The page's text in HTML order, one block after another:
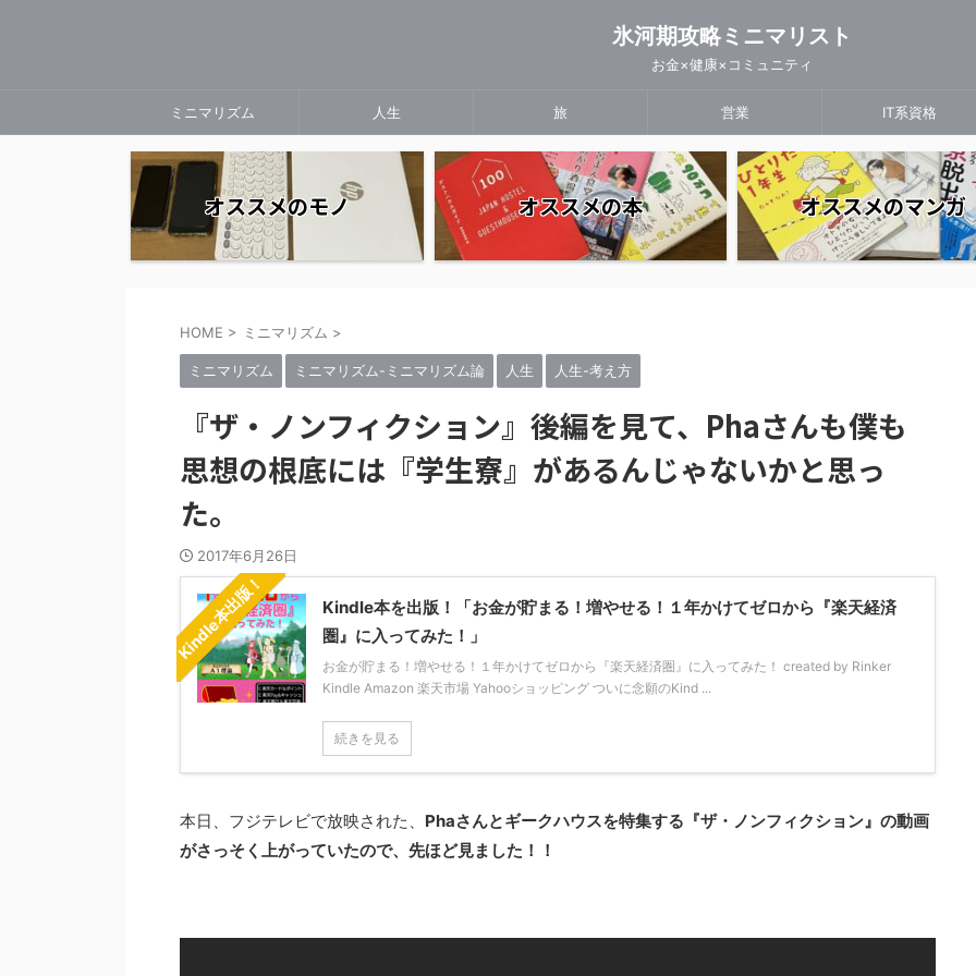
氷河期攻略ミニマリスト
お金×健康×コミュニティ
ミニマリズム 人生 旅 営業 IT系資格
オススメのモノ オススメの本 オススメのマンガ
HOME > ミニマリズム >
ミニマリズム ミニマリズム-ミニマリズム論 人生 人生-考え方
『ザ・ノンフィクション』後編を見て、Phaさんも僕も
思想の根底には『学生寮』があるんじゃないかと思っ
た。
2017年6月26日
Kindle本出版！
Kindle本を出版！「お金が貯まる！増やせる！１年かけてゼロから『楽天経済
圏』に入ってみた！」
お金が貯まる！増やせる！１年かけてゼロから『楽天経済圏』に入ってみた！ created by Rinker
Kindle Amazon 楽天市場 Yahooショッピング ついに念願のKind ...
続きを見る
本日、フジテレビで放映された、 Phaさんとギークハウスを特集する『ザ・ノンフィクション』の動画
がさっそく上がっていたので、先ほど見ました！！